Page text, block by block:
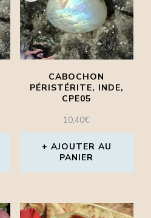
CABOCHON
PÉRISTÉRITE, INDE,
CPE05
10,40€
AJOUTER AU
PANIER